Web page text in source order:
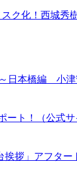
ク化！西城
日本橋編 小
ト！（公式サ
拶」アフタ